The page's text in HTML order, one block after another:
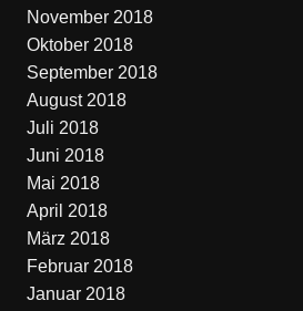
November 2018
Oktober 2018
September 2018
August 2018
Juli 2018
Juni 2018
Mai 2018
April 2018
März 2018
Februar 2018
Januar 2018